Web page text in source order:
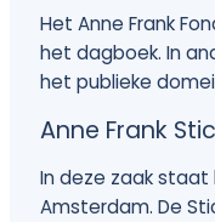
Het Anne Frank
het dagboek. In
het publieke
Anne Frank
In deze zaak staat
Amsterdam. De